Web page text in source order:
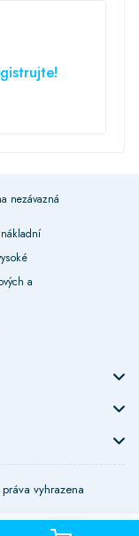
nezávazná
a
vyhrazena